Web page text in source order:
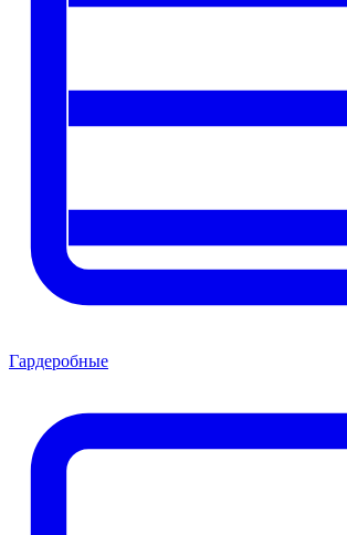
Гардеробные